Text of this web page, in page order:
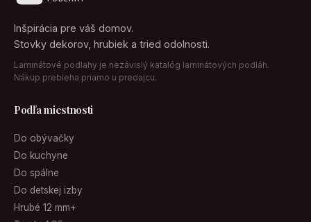
Inšpirácia pre váš domov.
Stovky dekorov, hrubiek a tried odolnosti.
Laminátové podlahy je nezávislý katalóg laminátových podláh.
Nákup prebieha priamo u predajcu.
Podľa miestnosti
Do obývačky
Do kuchyne
Do spálne
Do detskej izby
Hrubé 12 mm+